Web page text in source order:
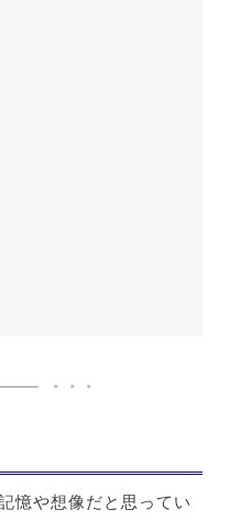
憶や想像だと思ってい